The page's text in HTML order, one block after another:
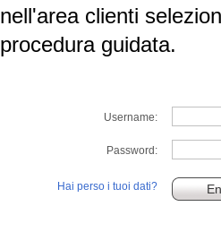
nell'area clienti
procedura guidata.
Username:
Password:
Hai perso i tuoi dati?